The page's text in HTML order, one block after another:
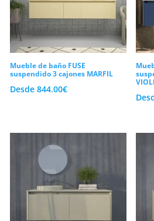
Mueble de baño FUSE
suspendido 3 cajones MARFIL
Desde 844.00€